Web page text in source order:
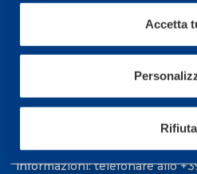
Accetta
Rifiuta
21057 Olgiate Olona (Varese)
Per prenotare una visita o
informazioni: telefonare allo